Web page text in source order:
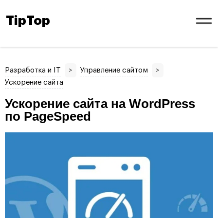
TipTop
Разработка и IT > Управление сайтом
>
Ускорение сайта
Ускорение сайта на WordPress
по PageSpeed